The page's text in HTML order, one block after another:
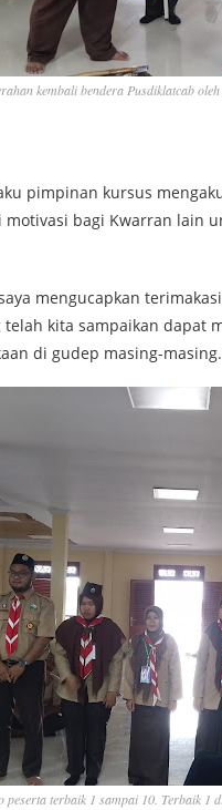
kembali bendera Pusdiklatcab
pimpinan kursus
bagi Kwarran lain
mengucapkan
telah kita sampaikan
di gudep masing-
peserta terbaik 1 sampai 10. Terbaik 1